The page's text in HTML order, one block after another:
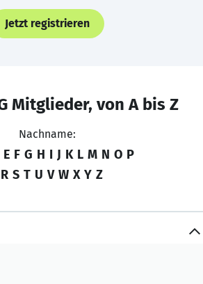
Jetzt registrieren
Mitglieder, von A bis Z
Nachname:
E F G H I J K L M N O P
R S T U V W X Y Z